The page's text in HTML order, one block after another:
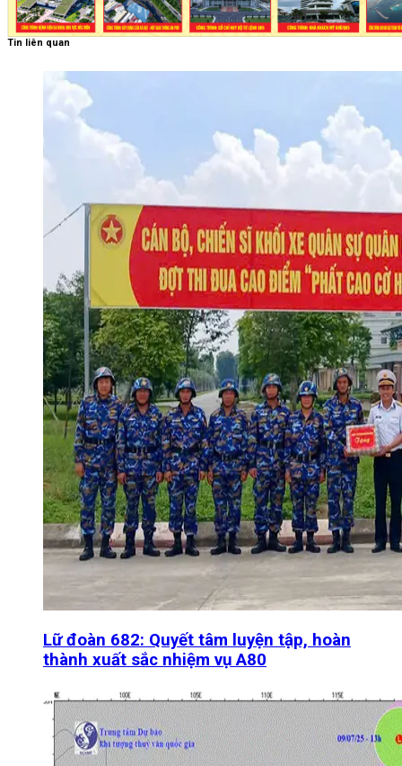
Tin liên quan
Lữ đoàn 682: Quyết tâm luyện tập, hoàn
thành xuất sắc nhiệm vụ A80